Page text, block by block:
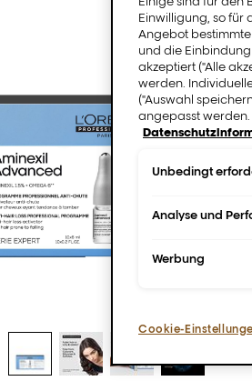
Einwilligung, so für
Angebot
und die
akzeptiert ("Alle
werden.
("Auswahl
angepasst werden.
Unbedingt
Analyse und
Werbung
Cookie-